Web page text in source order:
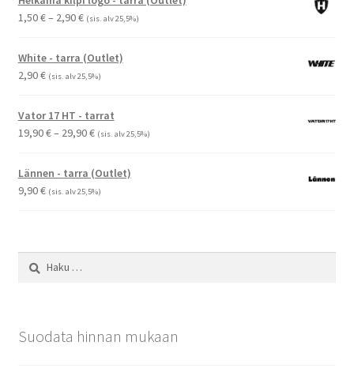
1,50€– 2,90€Hintaluokka:
-
2,90 €
(sis. alv 25,5%)
White - tarra (Outlet)
2,90€ (sis. alv 25,5%)
Vator 17 HT - tarrat
19,90€– 29,90€Hintaluokka:
-
29,90 €
(sis. alv 25,5%)
Lännen - tarra (Outlet)
9,90€ (sis. alv 25,5%)
Suodata hinnan mukaan